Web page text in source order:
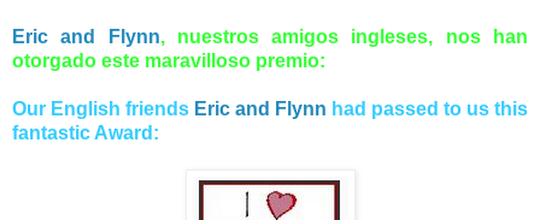
Eric and Flynn, nuestros amigos ingleses, nos han
otorgado este maravilloso premio:
Our English friends Eric and Flynn had passed to us this
fantastic Award: